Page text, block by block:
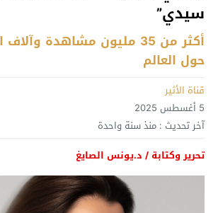
سيدي”
أكثر من 35 مليون مشاهدة
حول العالم
قناة الأثير
5 أغسطس 2025
آخر تحديث : منذ سنة واحدة
تحرير وكتابة / د.يونس الصايغ